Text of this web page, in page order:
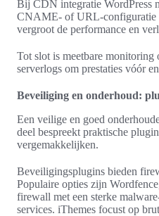
Bij CDN integratie WordPress
CNAME- of URL-configuratie
vergroot de performance en
Tot slot is meetbare
serverlogs om prestaties vóór
Beveiliging en onderhoud:
Een veilige en goed
deel bespreekt praktische
vergemakkelijken.
Beveiligingsplugins bieden
Populaire opties zijn
firewall met een sterke
services. iThemes focust op